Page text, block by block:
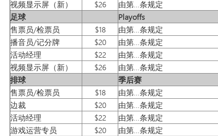
视频显示屏（新） $26
由第...条规定
足球
Playoffs
售票员/检票员
$18
由第...条规定
播音员/记分牌
$20
由第...条规定
活动经理
$22
由第...条规定
视频显示屏（新）
$26
由第...条规定
排球
季后赛
售票员/检票员
$18
由第...条规定
边裁
$20
由第...条规定
活动经理
$22
由第...条规定
游戏运营专员
$20
由第...条规定